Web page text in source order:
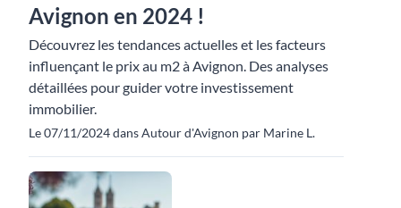
Avignon en 2024 !
Découvrez les tendances actuelles et les facteurs
influençant le prix au m2 à Avignon. Des analyses
détaillées pour guider votre investissement
immobilier.
Le 07/11/2024 dans Autour d'Avignon par Marine L.